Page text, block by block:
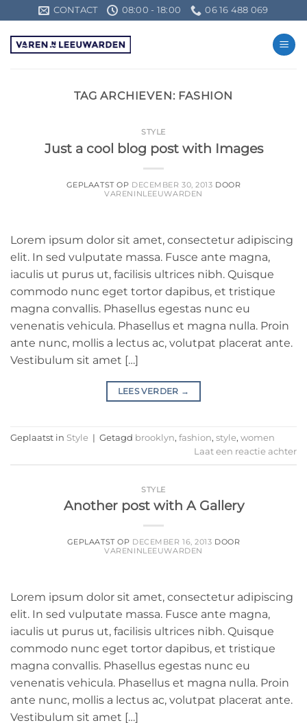
naar
inhoud
CONTACT 08:00 - 18:00 06 16 488 069
TAG ARCHIEVEN: FASHION
STYLE
Just a cool blog post with Images
GEPLAATST OP DECEMBER 30, 2013 DOOR
VARENINLEEUWARDEN
Lorem ipsum dolor sit amet, consectetur adipiscing
elit. In sed vulputate massa. Fusce ante magna,
iaculis ut purus ut, facilisis ultrices nibh. Quisque
commodo nunc eget tortor dapibus, et tristique
magna convallis. Phasellus egestas nunc eu
venenatis vehicula. Phasellus et magna nulla. Proin
ante nunc, mollis a lectus ac, volutpat placerat ante.
Vestibulum sit amet […]
LEES VERDER →
Geplaatst in Style | Getagd brooklyn, fashion, style, women
Laat een reactie achter
STYLE
Another post with A Gallery
GEPLAATST OP DECEMBER 16, 2013 DOOR
VARENINLEEUWARDEN
Lorem ipsum dolor sit amet, consectetur adipiscing
elit. In sed vulputate massa. Fusce ante magna,
iaculis ut purus ut, facilisis ultrices nibh. Quisque
commodo nunc eget tortor dapibus, et tristique
magna convallis. Phasellus egestas nunc eu
venenatis vehicula. Phasellus et magna nulla. Proin
ante nunc, mollis a lectus ac, volutpat placerat ante.
Vestibulum sit amet […]